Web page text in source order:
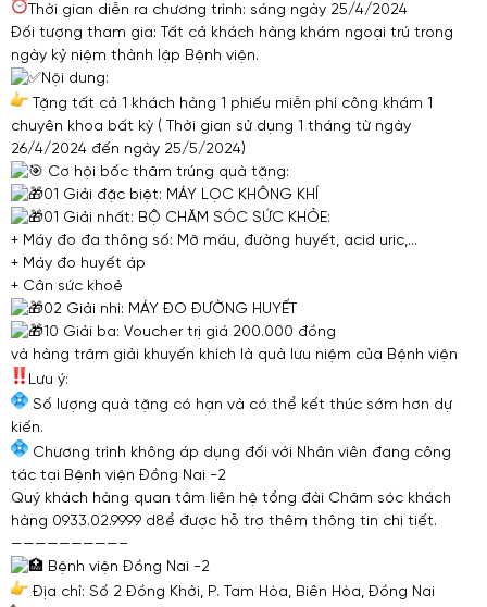
Thời gian diễn ra chương trình: sáng ngày 25/4/2024
Đối tượng tham gia: Tất cả khách hàng khám ngoại trú trong
ngày kỷ niệm thành lập Bệnh viện.
Nội dung:
Tặng tất cả 1 khách hàng 1 phiếu miễn phí công khám 1
chuyên khoa bất kỳ ( Thời gian sử dụng 1 tháng từ ngày
26/4/2024 đến ngày 25/5/2024)
Cơ hội bốc thăm trúng quà tặng:
01 Giải đặc biệt: MÁY LỌC KHÔNG KHÍ
01 Giải nhất: BỘ CHĂM SÓC SỨC KHỎE:
+ Máy đo đa thông số: Mỡ máu, đường huyết, acid uric,…
+ Máy đo huyết áp
+ Cân sức khoẻ
02 Giải nhì: MÁY ĐO ĐƯỜNG HUYẾT
10 Giải ba: Voucher trị giá 200.000 đồng
và hàng trăm giải khuyến khích là quà lưu niệm của Bệnh viện
Lưu ý:
Số lượng quà tặng có hạn và có thể kết thúc sớm hơn dự
kiến.
Chương trình không áp dụng đối với Nhân viên đang công
tác tại Bệnh viện Đồng Nai -2
Quý khách hàng quan tâm liên hệ tổng đài Chăm sóc khách
hàng 0933.02.9999 d8ể được hỗ trợ thêm thông tin chi tiết.
—————————–
Bệnh viện Đồng Nai -2
Địa chỉ: Số 2 Đồng Khởi, P. Tam Hòa, Biên Hòa, Đồng Nai